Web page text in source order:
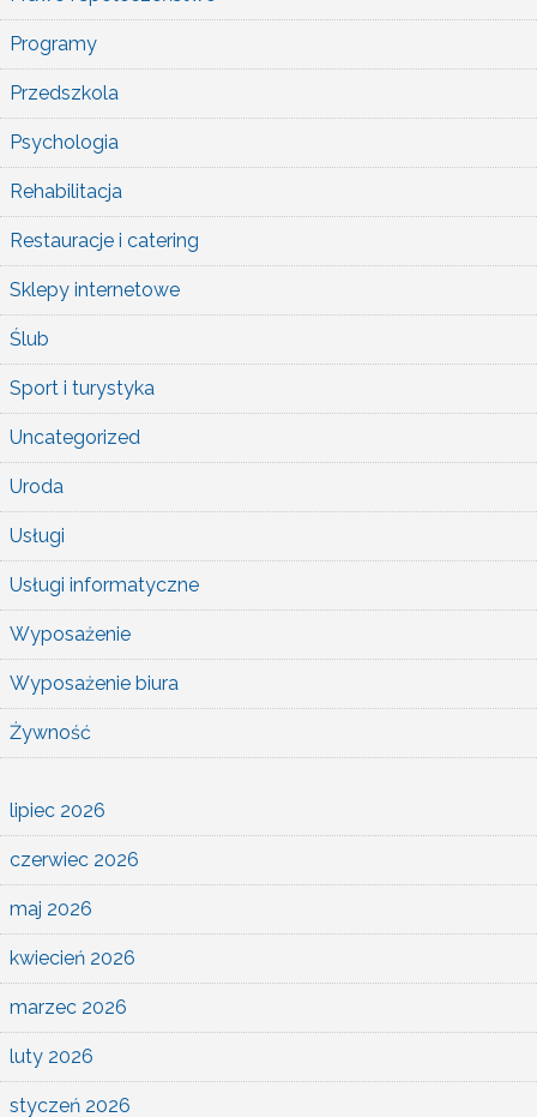
Programy
Przedszkola
Psychologia
Rehabilitacja
Restauracje i catering
Sklepy internetowe
Ślub
Sport i turystyka
Uncategorized
Uroda
Usługi
Usługi informatyczne
Wyposażenie
Wyposażenie biura
Żywność
lipiec 2026
czerwiec 2026
maj 2026
kwiecień 2026
marzec 2026
luty 2026
styczeń 2026